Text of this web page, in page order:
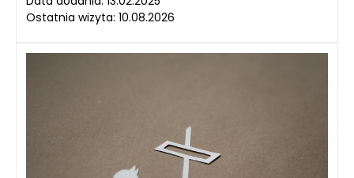
Ostatnia wizyta: 10.08.2026